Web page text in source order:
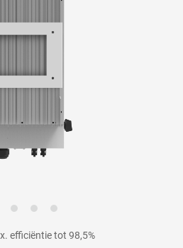
efficiëntie tot 98,5%